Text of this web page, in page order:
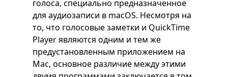
голоса, специально предназначенное
для аудиозаписи в macOS. Несмотря на
то, что голосовые заметки и QuickTime
Player являются одним и тем же
предустановленным приложением на
Mac, основное различие между этими